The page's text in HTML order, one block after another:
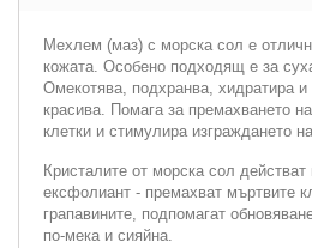
Мехлем (маз) с морска сол е
кожата. Особено подходящ е за
Омекотява, подхранва, хидратира
красива. Помага за премахването
клетки и стимулира изграждането
Кристалите от морска сол действат
ексфолиант - премахват мъртвите
грапавините, подпомагат
по-мека и сияйна.